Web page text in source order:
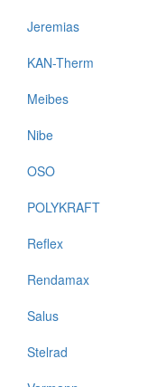
Jeremias
KAN-Therm
Meibes
Nibe
OSO
POLYKRAFT
Reflex
Rendamax
Salus
Stelrad